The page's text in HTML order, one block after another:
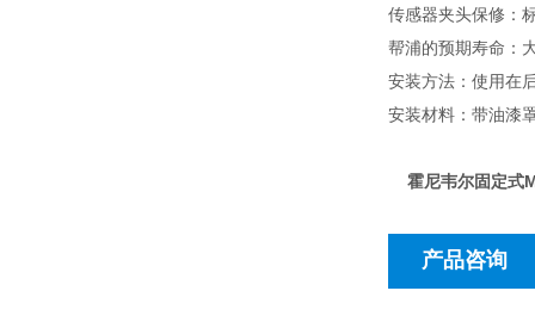
传感器夹头保修：
帮浦的预期寿命：
安装方法：使用在
安装材料：带油漆
霍尼韦尔固定式
产品咨询